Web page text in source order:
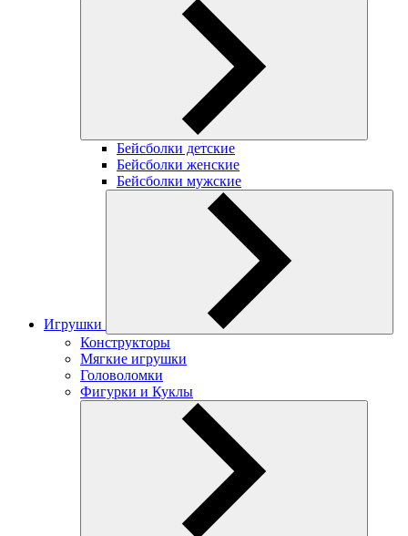
Бейсболки детские
Бейсболки женские
Бейсболки мужские
Игрушки
Конструкторы
Мягкие игрушки
Головоломки
Фигурки и Куклы